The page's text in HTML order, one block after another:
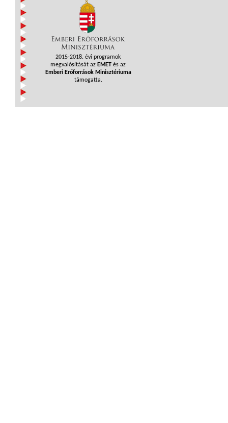
2015-2018. évi programok
megvalósítását az EMET és az
Emberi Erőforrások Minisztériuma
támogatta.